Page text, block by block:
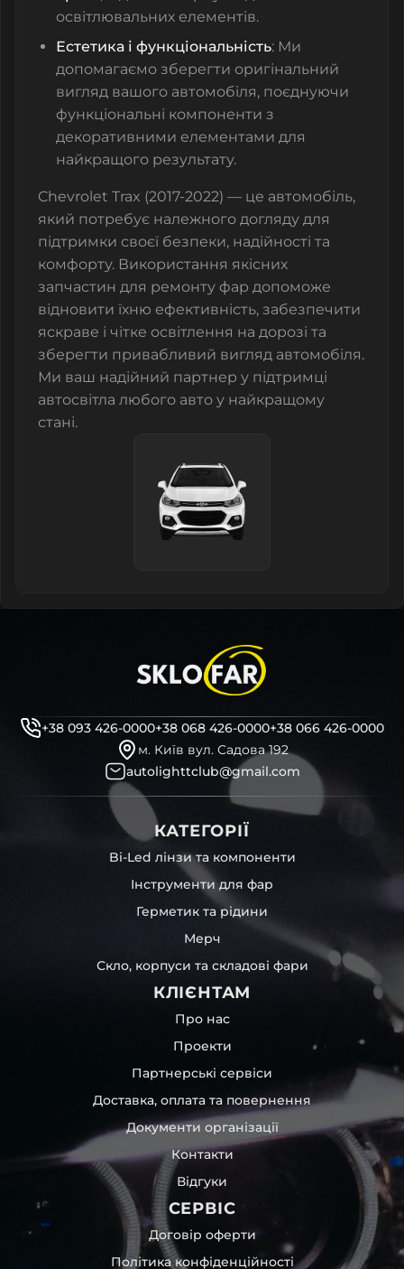
освітлювальних елементів.
Естетика і функціональність: Ми
допомагаємо зберегти оригінальний
вигляд вашого автомобіля, поєднуючи
функціональні компоненти з
декоративними елементами для
найкращого результату.
Chevrolet Trax (2017-2022) — це автомобіль,
який потребує належного догляду для
підтримки своєї безпеки, надійності та
комфорту. Використання якісних
запчастин для ремонту фар допоможе
відновити їхню ефективність, забезпечити
яскраве і чітке освітлення на дорозі та
зберегти привабливий вигляд автомобіля.
Ми ваш надійний партнер у підтримці
автосвітла любого авто у найкращому
стані.
+38 093 426-0000+38 068 426-0000+38 066 426-0000
м. Київ вул. Садова 192
autolighttclub@gmail.com
КАТЕГОРІЇ
Bi-Led лінзи та компоненти
Інструменти для фар
Герметик та рідини
Мерч
Скло, корпуси та складові фари
КЛІЄНТАМ
Про нас
Проекти
Партнерські сервіси
Доставка, оплата та повернення
Документи організації
Контакти
Відгуки
СЕРВІС
Договір оферти
Політика конфіденційності